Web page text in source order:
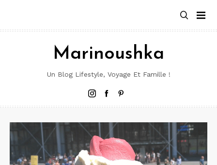
contenu
Marinoushka
Un Blog Lifestyle, Voyage Et Famille !
Instagram
Facebook